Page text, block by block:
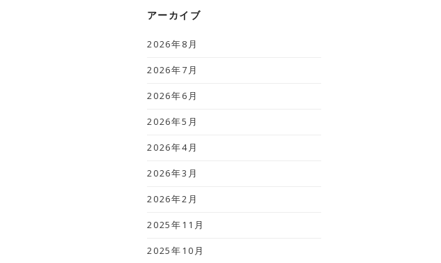
アーカイブ
2026年8月
2026年7月
2026年6月
2026年5月
2026年4月
2026年3月
2026年2月
2025年11月
2025年10月